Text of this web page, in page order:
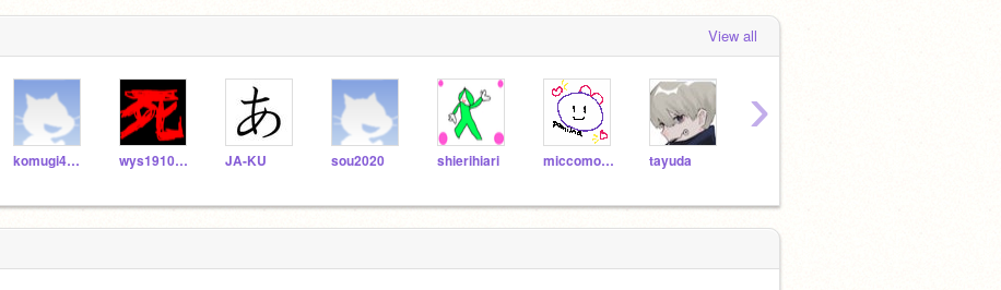
View all
komugi4969 wys19101901 JA-KU sou2020 shierihiari miccomofflers tayuda
›